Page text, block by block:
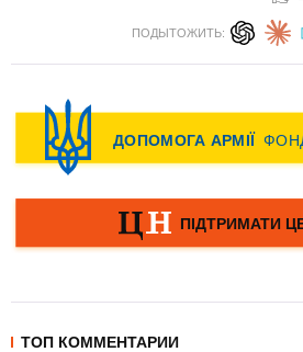
ПОДЫТОЖИТЬ:
ТОП КОММЕНТАРИИ